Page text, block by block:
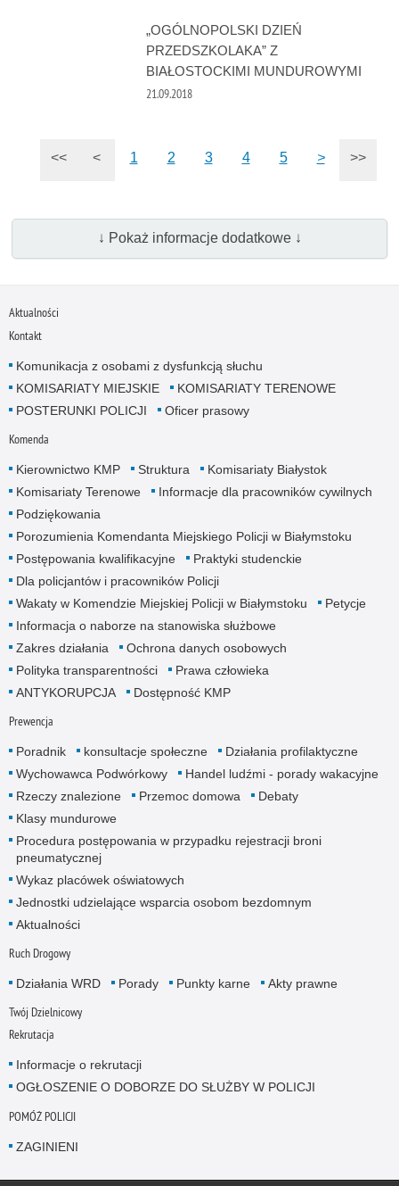
„OGÓLNOPOLSKI DZIEŃ
PRZEDSZKOLAKA” Z
BIAŁOSTOCKIMI MUNDUROWYMI
21.09.2018
<< < 1 2 3 4 5 > >>
↓ Pokaż informacje dodatkowe ↓
Aktualności
Kontakt
Komunikacja z osobami z dysfunkcją słuchu
KOMISARIATY MIEJSKIE
KOMISARIATY TERENOWE
POSTERUNKI POLICJI
Oficer prasowy
Komenda
Kierownictwo KMP Struktura
Komisariaty Białystok
Komisariaty Terenowe
Informacje dla pracowników cywilnych
Podziękowania
Porozumienia Komendanta Miejskiego Policji w Białymstoku
Postępowania kwalifikacyjne
Praktyki studenckie
Dla policjantów i pracowników Policji
Wakaty w Komendzie Miejskiej Policji w Białymstoku
Petycje
Informacja o naborze na stanowiska służbowe
Zakres działania
Ochrona danych osobowych
Polityka transparentności
Prawa człowieka
ANTYKORUPCJA
Dostępność KMP
Prewencja
Poradnik konsultacje społeczne
Działania profilaktyczne
Wychowawca Podwórkowy
Handel ludźmi - porady wakacyjne
Rzeczy znalezione
Przemoc domowa
Debaty
Klasy mundurowe
Procedura postępowania w przypadku rejestracji broni
pneumatycznej
Wykaz placówek oświatowych
Jednostki udzielające wsparcia osobom bezdomnym
Aktualności
Ruch Drogowy
Działania WRD Porady Punkty karne Akty prawne
Twój Dzielnicowy
Rekrutacja
Informacje o rekrutacji
OGŁOSZENIE O DOBORZE DO SŁUŻBY W POLICJI
POMÓŻ POLICJI
ZAGINIENI